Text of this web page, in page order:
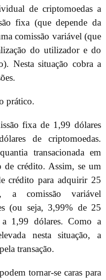
de criptomoedas a
fixa (que depende da
comissão variável (que
do utilizador e do
Nesta situação cobra a
prático.
fixa de 1,99 dólares
de criptomoedas.
transacionada em
de crédito. Assim, se um
crédito para adquirir 25
a comissão variável
(ou seja, 3,99% de 25
1,99 dólares. Como a
nesta situação, a
transação.
tornar-se caras para